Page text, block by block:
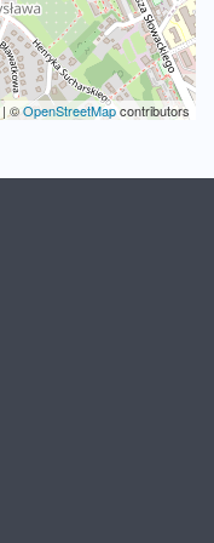
| ©OpenStreetMapcontributors